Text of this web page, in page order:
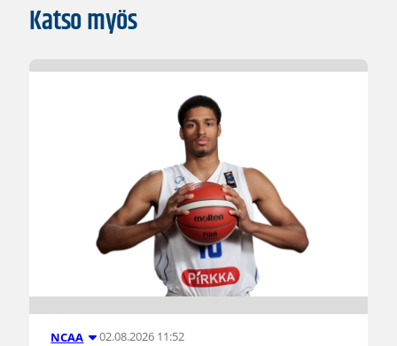
Katso myös
NCAA 02.08.2026 11:52